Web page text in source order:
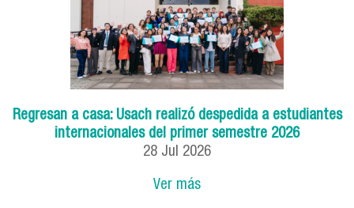
Regresan a casa: Usach realizó despedida a estudiantes
internacionales del primer semestre 2026
28 Jul 2026
Ver más